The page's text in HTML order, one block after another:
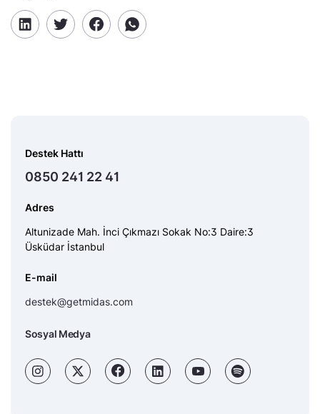
Destek Hattı
0850 241 22 41
Adres
Altunizade Mah. İnci Çıkmazı Sokak No:3 Daire:3
Üsküdar İstanbul
E-mail
destek@getmidas.com
Sosyal Medya